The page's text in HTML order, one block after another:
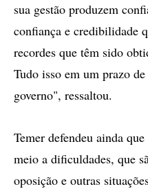
sua gestão produzem
confiança e credibilidade
recordes que têm sido
Tudo isso em um prazo
governo", ressaltou.
Temer defendeu ainda
meio a dificuldades, que
oposição e outras